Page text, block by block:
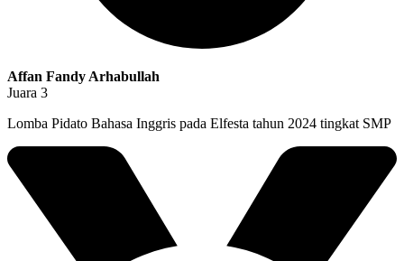
Affan Fandy Arhabullah
Juara 3
Lomba Pidato Bahasa Inggris pada Elfesta tahun 2024 tingkat SMP